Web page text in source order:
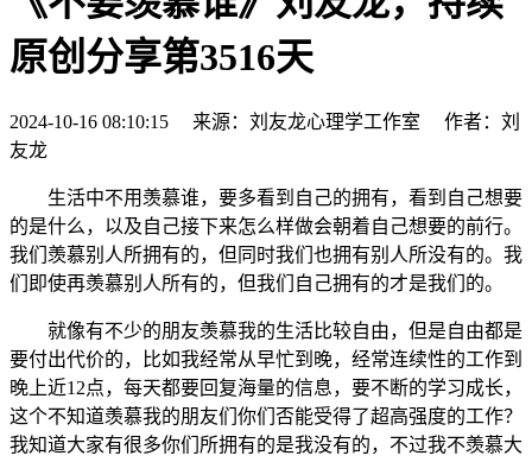
原创分享第3516天
2024-10-16 08:10:15 来源：刘友龙心理学工作室 作者：刘
友龙
生活中不用羡慕谁，要多看到自己的拥有，看到自己想要
的是什么，以及自己接下来怎么样做会朝着自己想要的前行。
我们羡慕别人所拥有的，但同时我们也拥有别人所没有的。我
们即使再羡慕别人所有的，但我们自己拥有的才是我们的。
就像有不少的朋友羡慕我的生活比较自由，但是自由都是
要付出代价的，比如我经常从早忙到晚，经常连续性的工作到
晚上近12点，每天都要回复海量的信息，要不断的学习成长，
这个不知道羡慕我的朋友们你们否能受得了超高强度的工作？
我知道大家有很多你们所拥有的是我没有的，不过我不羡慕大